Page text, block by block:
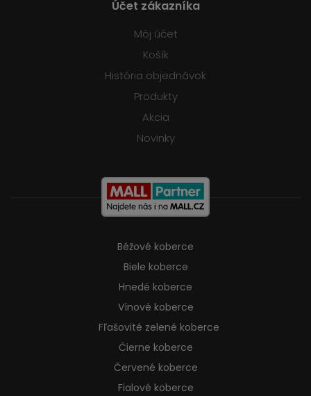
Účet zákazníka
Môj účet
Košík
História objednávok
Produkty
Akcia
Novinky
Béžové koberce
Biele koberce
Hnedé koberce
Vínové koberce
Fľašovité zelené koberce
Čierne koberce
Červené koberce
Fialové koberce